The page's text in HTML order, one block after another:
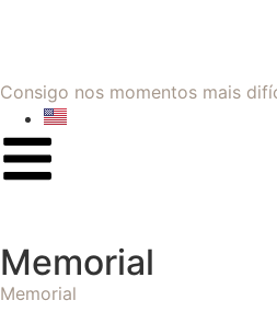
Consigo nos momentos mais
Memorial
Memorial